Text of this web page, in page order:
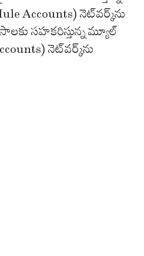
Accounts) నెట్‌వర్క్‌ను
సహకరిస్తున్న మ్యూల్
నెట్‌వర్క్‌ను